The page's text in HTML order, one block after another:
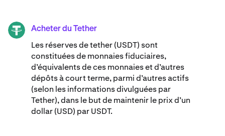
USDT Acheter du Tether
Les réserves de tether (USDT) sont
constituées de monnaies fiduciaires,
d’équivalents de ces monnaies et d’autres
dépôts à court terme, parmi d’autres actifs
(selon les informations divulguées par
Tether), dans le but de maintenir le prix d’un
dollar (USD) par USDT.